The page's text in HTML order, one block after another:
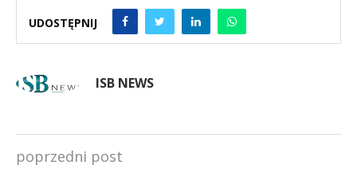
UDOSTĘPNIJ
ISB NEWS
poprzedni post